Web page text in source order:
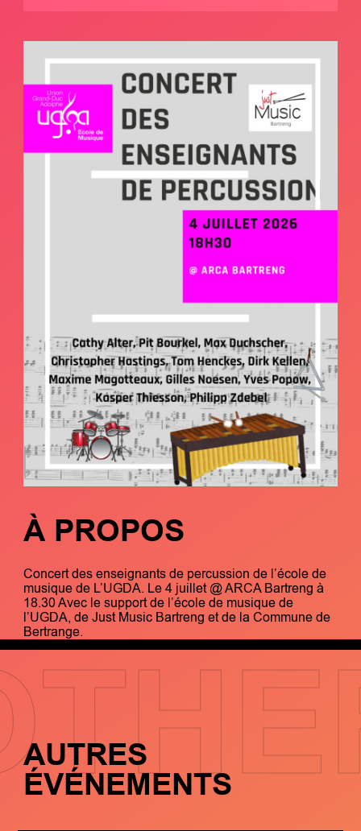
À PROPOS
Concert des enseignants de percussion de l’école de
musique de L’UGDA. Le 4 juillet @ ARCA Bartreng à
18.30 Avec le support de l’école de musique de
l’UGDA, de Just Music Bartreng et de la Commune de
Bertrange.
AUTRES
ÉVÉNEMENTS